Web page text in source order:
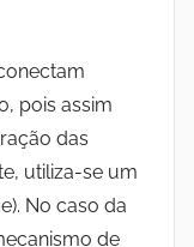
pois assim
das
utiliza-se um
No caso da
de